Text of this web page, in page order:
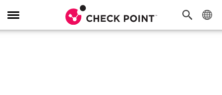
Toggle Navigation